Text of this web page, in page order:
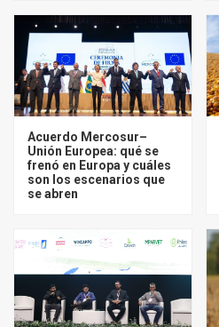
Acuerdo Mercosur–
Unión Europea: qué se
frenó en Europa y cuáles
son los escenarios que
se abren